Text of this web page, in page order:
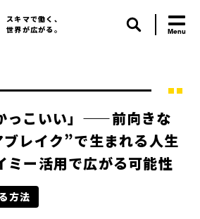
スキマで働く、
世界が広がる。
っこいい」——前向きな
レイク”で生まれる人生
ミー活用で広がる可能性
方法